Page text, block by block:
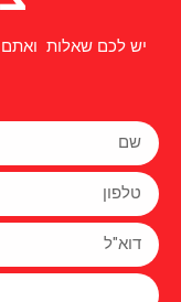
יש לכם שאלות ואתם